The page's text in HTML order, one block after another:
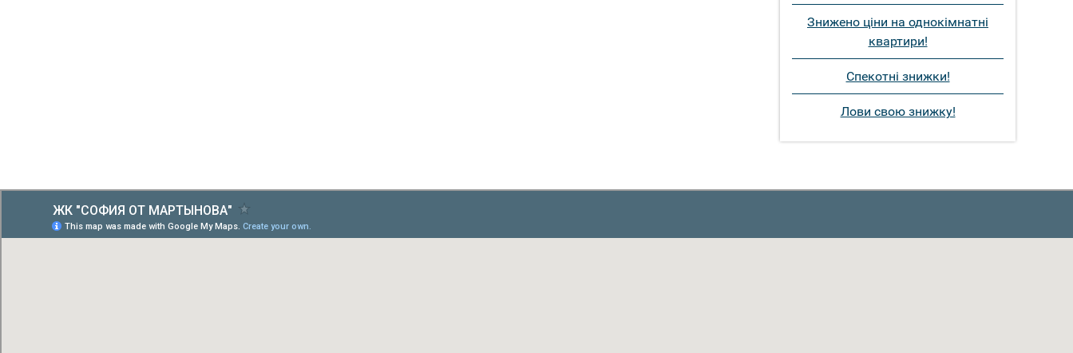
Знижено ціни на однокімнатні
квартири!
Спекотні знижки!
Лови свою знижку!